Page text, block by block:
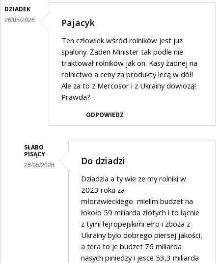
DZIADEK
26/05/2026 Pajacyk
Ten człowiek wśród rolników jest już
spalony. Żaden Minister tak podle nie
traktował rolników jak on. Kasy żadnej na
rolnictwo a ceny za produkty lecą w dół!
Ale za to z Mercosor i z Ukrainy dowiozą!
Prawda?
ODPOWIEDZ
SŁABO
PISĄCY
26/05/2026 Do dziadzi
Dziadzia a ty wie ze my rolniki w
2023 roku za
młorawieckiego mielim budzet na
łokoło 59 miliarda złotych i to łącnie
z tymi łejropejskimi ełro i zboża z
Ukrainy bylo dobrego piersej jakości,
a tera to je budzet 76 miliarda
nasych piniedzy i jesce 53,3 miliarda